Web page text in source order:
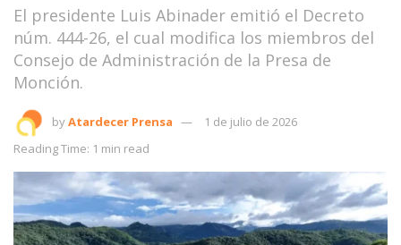
El presidente Luis Abinader emitió el Decreto
núm. 444-26, el cual modifica los miembros del
Consejo de Administración de la Presa de
Monción.
byAtardecer Prensa
1 de julio de 2026
Reading Time: 1 min read